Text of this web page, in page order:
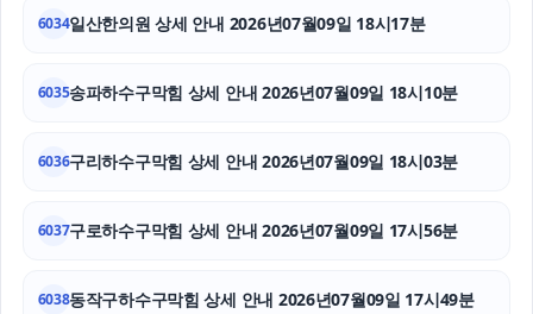
의정부형사변호사
대구이혼전문변호사
6034일산한의원 상세 안내 2026년07월09일 18시17분
6035송파하수구막힘 상세 안내 2026년07월09일 18시10분
6036구리하수구막힘 상세 안내 2026년07월09일 18시03분
6037구로하수구막힘 상세 안내 2026년07월09일 17시56분
6038동작구하수구막힘 상세 안내 2026년07월09일 17시49분